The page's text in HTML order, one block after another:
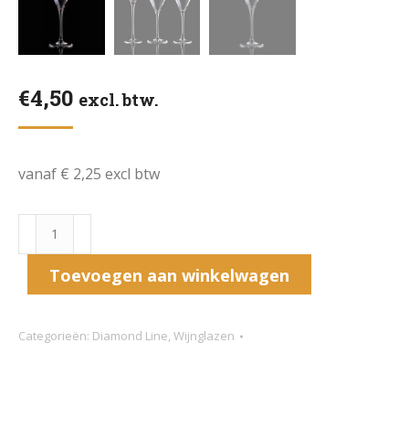
€4,50 excl. btw.
vanaf € 2,25 excl btw
wijn
Line
Toevoegen aan winkelwagen
Categorieën: Diamond Line, Wijnglazen